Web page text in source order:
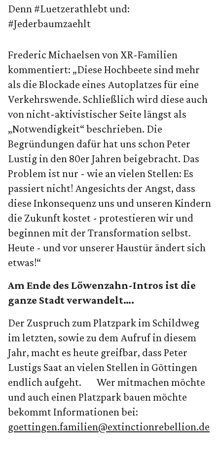
Denn #Luetzerathlebt und:
#Jederbaumzaehlt
Frederic Michaelsen von XR-Familien
kommentiert: „Diese Hochbeete sind mehr
als die Blockade eines Autoplatzes für eine
Verkehrswende. Schließlich wird diese auch
von nicht-aktivistischer Seite längst als
„Notwendigkeit“ beschrieben. Die
Begründungen dafür hat uns schon Peter
Lustig in den 80er Jahren beigebracht. Das
Problem ist nur - wie an vielen Stellen: Es
passiert nicht! Angesichts der Angst, dass
diese Inkonsequenz uns und unseren Kindern
die Zukunft kostet - protestieren wir und
beginnen mit der Transformation selbst.
Heute - und vor unserer Haustür ändert sich
etwas!“
Am Ende des Löwenzahn-Intros ist die
ganze Stadt verwandelt….
Der Zuspruch zum Platzpark im Schildweg
im letzten, sowie zu dem Aufruf in diesem
Jahr, macht es heute greifbar, dass Peter
Lustigs Saat an vielen Stellen in Göttingen
endlich aufgeht. Wer mitmachen möchte
und auch einen Platzpark bauen möchte
bekommt Informationen bei:
goettingen.familien@extinctionrebellion.de